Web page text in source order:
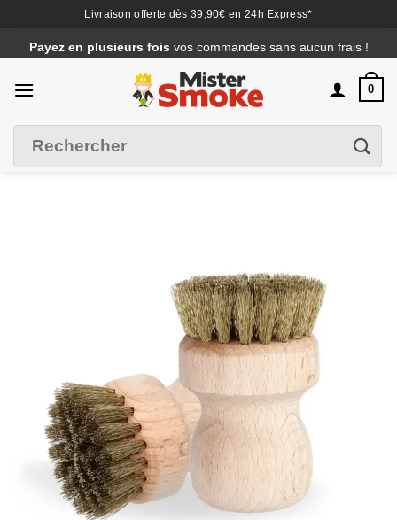
Livraison offerte dès 39,90€ en 24h Express*
au
contenu
Payez en plusieurs fois vos commandes sans aucun frais !
0
pour :